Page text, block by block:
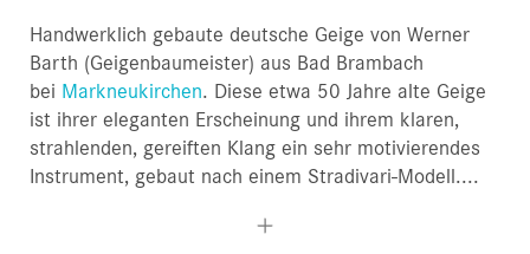
Handwerklich gebaute deutsche Geige von Werner
Barth (Geigenbaumeister) aus Bad Brambach
bei Markneukirchen. Diese etwa 50 Jahre alte Geige
ist ihrer eleganten Erscheinung und ihrem klaren,
strahlenden, gereiften Klang ein sehr motivierendes
Instrument, gebaut nach einem Stradivari-Modell....